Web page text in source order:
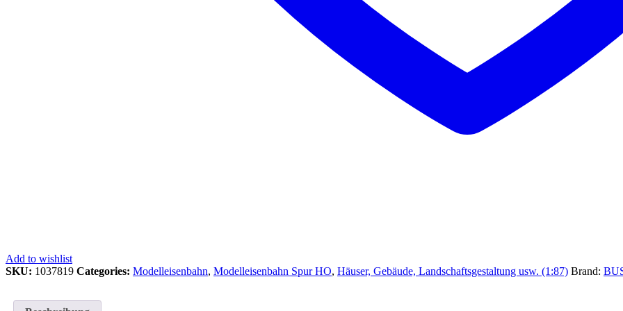
Add to wishlist
SKU: 1037819 Categories: Modelleisenbahn, Modelleisenbahn Spur HO, Häuser, Gebäude, Landschaftsgestaltung usw. (1:87) Brand: